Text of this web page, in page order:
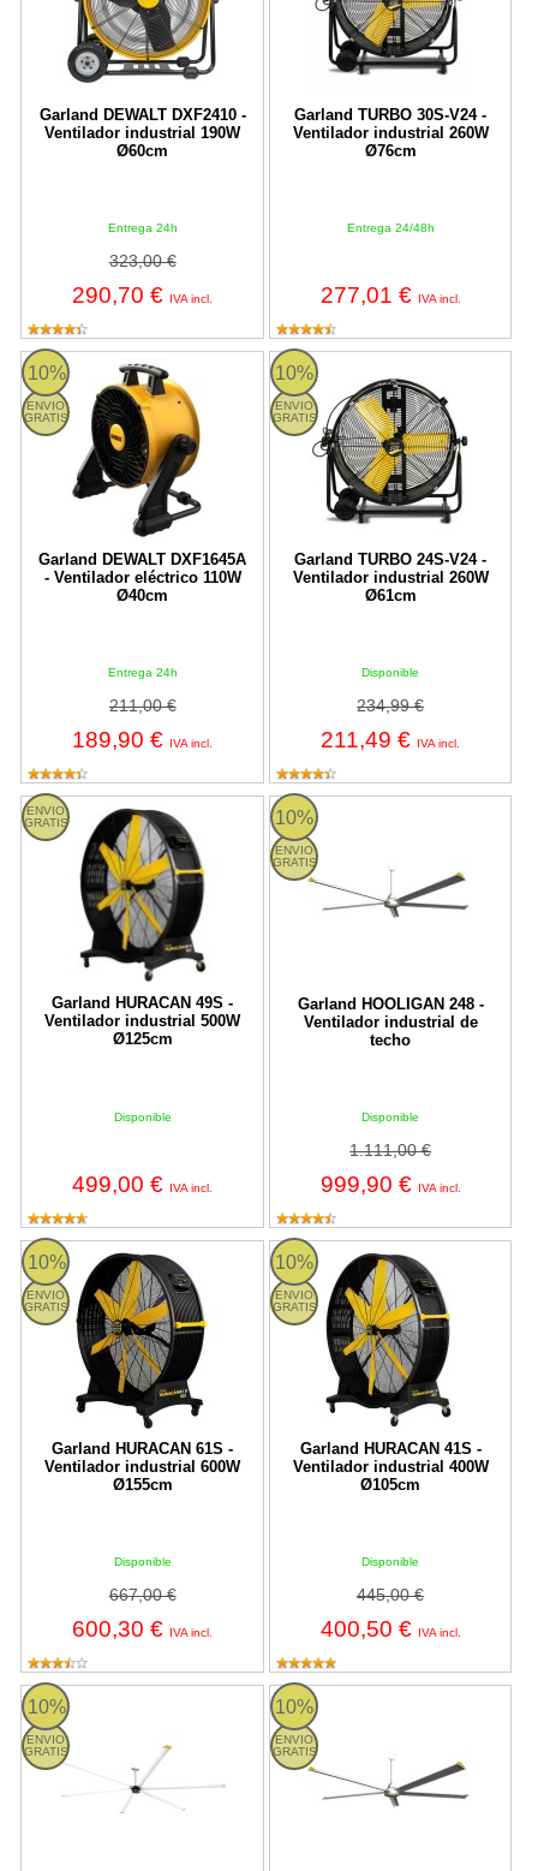
Garland DEWALT DXF2410 -
Ventilador industrial 190W
Ø60cm
Entrega 24h
323,00 €
290,70 € IVA incl.
Garland TURBO 30S-V24 -
Ventilador industrial 260W
Ø76cm
Entrega 24/48h
277,01 € IVA incl.
10%
ENVIO
GRATIS
Garland DEWALT DXF1645A
- Ventilador eléctrico 110W
Ø40cm
Entrega 24h
211,00 €
189,90 € IVA incl.
DEWALT DXF1645A Garland 10%
ENVIO
GRATIS
Garland TURBO 24S-V24 -
Ventilador industrial 260W
Ø61cm
Disponible
234,99 €
211,49 € IVA incl.
TURBO 24S-V24 Garland
ENVIO
GRATIS
Garland HURACAN 49S -
Ventilador industrial 500W
Ø125cm
Disponible
499,00 € IVA incl.
HURACAN 49S Garland 10%
ENVIO
GRATIS
Garland HOOLIGAN 248 -
Ventilador industrial de
techo
Disponible
1.111,00 €
999,90 € IVA incl.
Garland HOOLIGAN 248 -
10%
ENVIO
GRATIS
Garland HURACAN 61S -
Ventilador industrial 600W
Ø155cm
Disponible
667,00 €
600,30 € IVA incl.
HURACAN 61S Garland 10%
ENVIO
GRATIS
Garland HURACAN 41S -
Ventilador industrial 400W
Ø105cm
Disponible
445,00 €
400,50 € IVA incl.
HURACAN 41S Garland
10%
ENVIO
GRATIS
Garland HOOLIGAN 732 - Ventilador industrial de techo
10%
ENVIO
GRATIS
Garland HOOLIGAN 428 -